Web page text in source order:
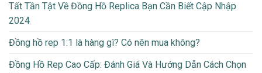
Tất Tần Tật Về Đồng Hồ Replica Bạn Cần Biết Cập Nhập
2024
Đồng hồ rep 1:1 là hàng gì? Có nên mua không?
Đồng Hồ Rep Cao Cấp: Đánh Giá Và Hướng Dẫn Cách Chọn